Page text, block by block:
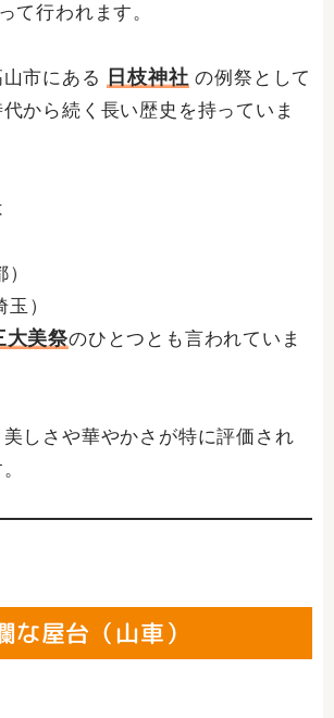
て行われます。
市にある 日枝神社 の例祭として
から続く長い歴史を持っていま
）
大美祭のひとつとも言われていま
しさや華やかさが特に評価され
屋台（山車）